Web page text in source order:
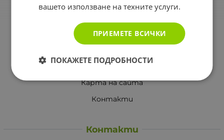
При възникване на спор, свързан с покупка онлайн,
Вашите права
За Drugstore.bg
Карта на сайта
Контакти
Контакти
вашето използване на техните услуги.
ПРИЕМЕТЕ ВСИЧКИ
ПОКАЖЕТЕ ПОДРОБНОСТИ